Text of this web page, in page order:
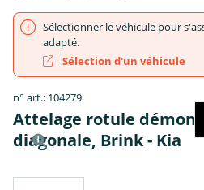
Sélectionner le véhicule pour
adapté.
Sélection d'un véhicule
n° art.: 104279
Attelage rotule
diagonale, Brink - Kia